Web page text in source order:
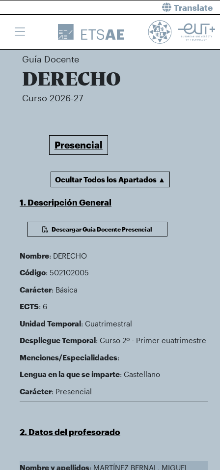
Translate
Guía Docente
DERECHO
Curso 2026-27
Presencial
Ocultar Todos los Apartados ▲
1. Descripción General
Descargar Guía Docente Presencial
Nombre: DERECHO
Código: 502102005
Carácter: Básica
ECTS: 6
Unidad Temporal: Cuatrimestral
Despliegue Temporal: Curso 2º - Primer cuatrimestre
Menciones/Especialidades:
Lengua en la que se imparte: Castellano
Carácter: Presencial
2. Datos del profesorado
Nombre y apellidos: MARTÍNEZ BERNAL, MIGUEL